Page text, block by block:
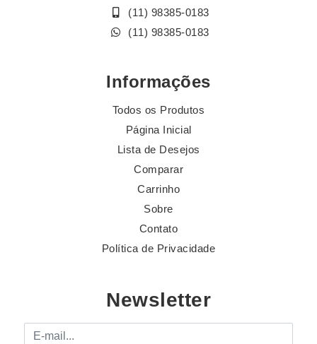
(11) 98385-0183
(11) 98385-0183
Informações
Todos os Produtos
Página Inicial
Lista de Desejos
Comparar
Carrinho
Sobre
Contato
Política de Privacidade
Newsletter
E-mail